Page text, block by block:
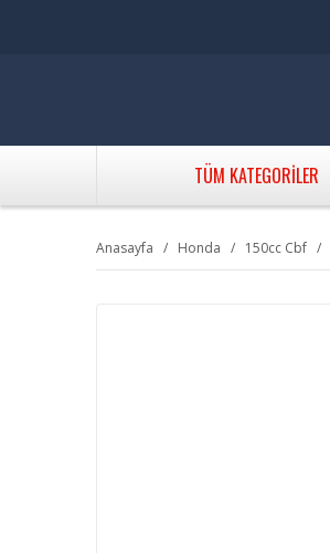
TÜM KATEGORİLER
Anasayfa Honda 150cc Cbf